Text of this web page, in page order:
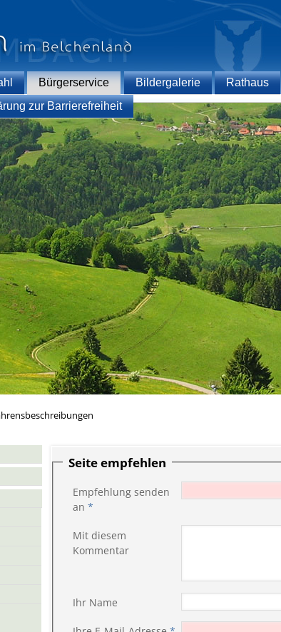
Bürgerservice Bildergalerie Rathaus
zur Barrierefreiheit
Seite empfehlen
Empfehlung senden
an *
Mit diesem
Kommentar
Ihr Name